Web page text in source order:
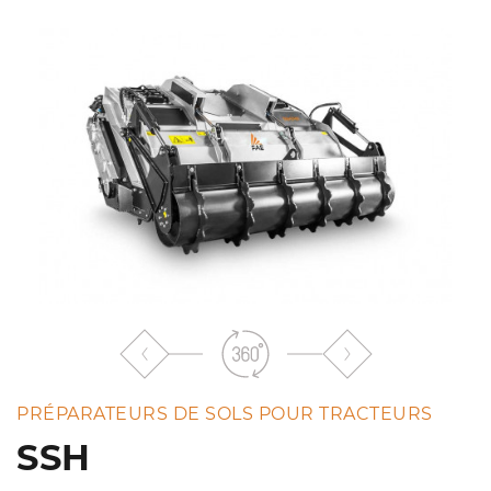
PRÉPARATEURS DE SOLS POUR TRACTEURS
SSH